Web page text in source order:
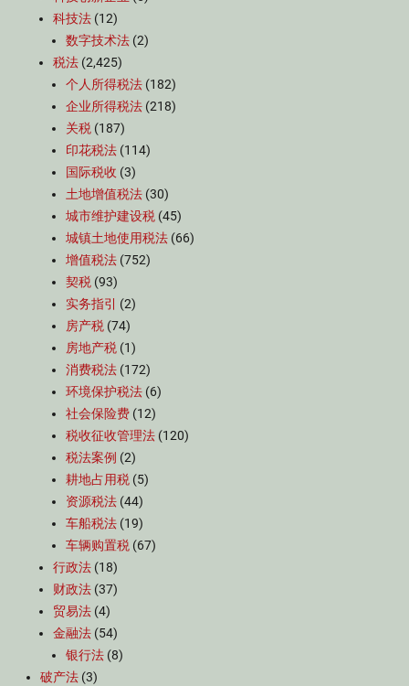
科技法 (12)
数字技术法 (2)
税法 (2,425)
个人所得税法 (182)
企业所得税法 (218)
关税 (187)
印花税法 (114)
国际税收 (3)
土地增值税法 (30)
城市维护建设税 (45)
城镇土地使用税法 (66)
增值税法 (752)
契税 (93)
实务指引
(2)
房产税 (74)
房地产税 (1)
消费税法 (172)
环境保护税法 (6)
社会保险费 (12)
税收征收管理法 (120)
税法案例 (2)
耕地占用税 (5)
资源税法 (44)
车船税法 (19)
车辆购置税 (67)
行政法 (18)
财政法 (37)
贸易法 (4)
金融法 (54)
银行法 (8)
破产法 (3)